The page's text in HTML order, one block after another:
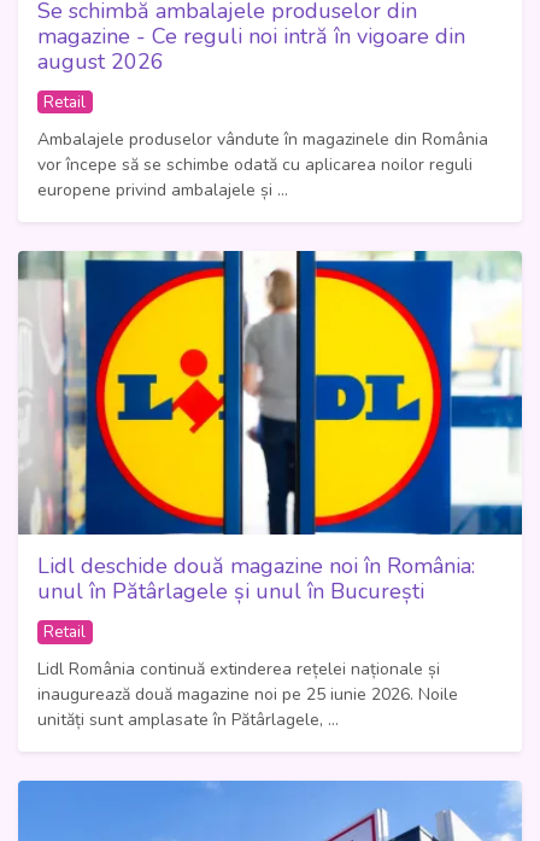
Se schimbă ambalajele produselor din
magazine - Ce reguli noi intră în vigoare din
august 2026
Retail
Ambalajele produselor vândute în magazinele din România
vor începe să se schimbe odată cu aplicarea noilor reguli
europene privind ambalajele și ...
Lidl deschide două magazine noi în România:
unul în Pătârlagele și unul în București
Retail
Lidl România continuă extinderea rețelei naționale și
inaugurează două magazine noi pe 25 iunie 2026. Noile
unități sunt amplasate în Pătârlagele, ...